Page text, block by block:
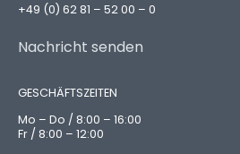
+49 (0) 62 81 – 52 00 – 0
Nachricht senden
GESCHÄFTSZEITEN
Mo – Do / 8:00 – 16:00
Fr / 8:00 – 12:00